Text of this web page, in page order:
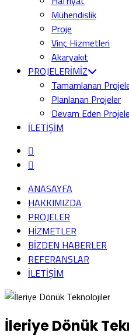
Mühendislik
Proje
Vinç Hizmetleri
Akaryakıt
PROJELERİMİZ
Tamamlanan
Planlanan Projeler
Devam Eden
İLETİŞİM
ANASAYFA
HAKKIMIZDA
PROJELER
HİZMETLER
BİZDEN HABERLER
REFERANSLAR
İLETİŞİM
İleriye Dönük